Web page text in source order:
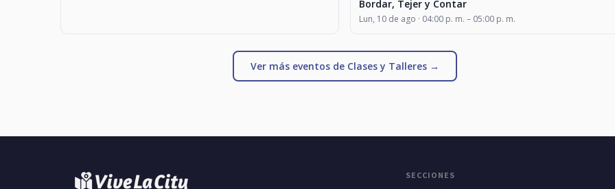
Bordar, Tejer y Contar
Lun, 10 de ago · 04:00 p. m. – 05:00 p. m.
Ver más eventos de Clases y Talleres →
SECCIONES